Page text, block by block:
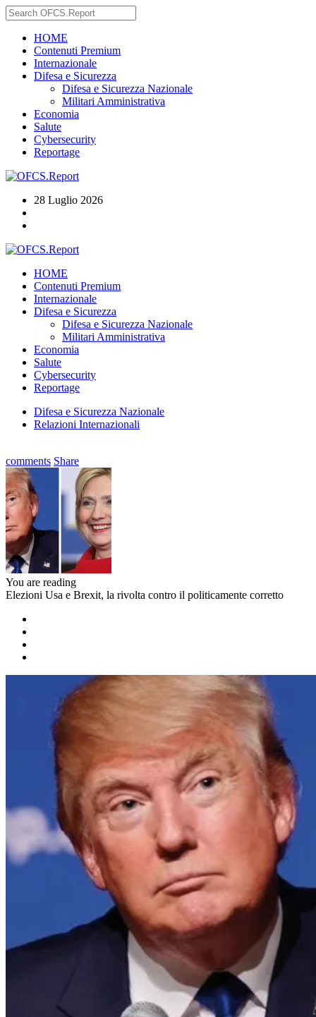
HOME
Contenuti Premium
Internazionale
Difesa e Sicurezza
Difesa e Sicurezza Nazionale
Militari Amministrativa
Economia
Salute
Cybersecurity
Reportage
28 Luglio 2026
HOME
Contenuti Premium
Internazionale
Difesa e Sicurezza
Difesa e Sicurezza Nazionale
Militari Amministrativa
Economia
Salute
Cybersecurity
Reportage
Difesa e Sicurezza Nazionale
Relazioni Internazionali
comments Share
You are reading
Elezioni Usa e Brexit, la rivolta contro il politicamente corretto